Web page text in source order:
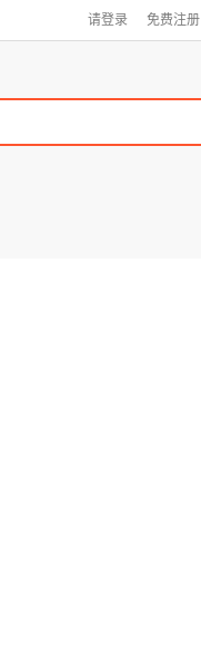
请登录 免费注册